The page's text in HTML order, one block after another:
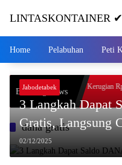
LINTASKONTAINER
KONTAINER
Home Pelabuhan Peti
Breaking News
Nanjak, Masuk ke Jurang, Kerugian Rp5
dana gratis
Jabodetabek
3 Langkah Dapat
Gratis, Langsung
02/12/2025